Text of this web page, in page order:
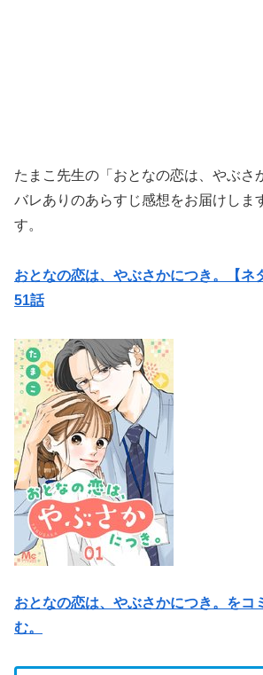
たまこ先生の「おとなの恋は、やぶさ
バレありのあらすじ感想をお届けしま
す。
おとなの恋は、やぶさかにつき。【ネ
51話
おとなの恋は、やぶさかにつき。をコ
む。